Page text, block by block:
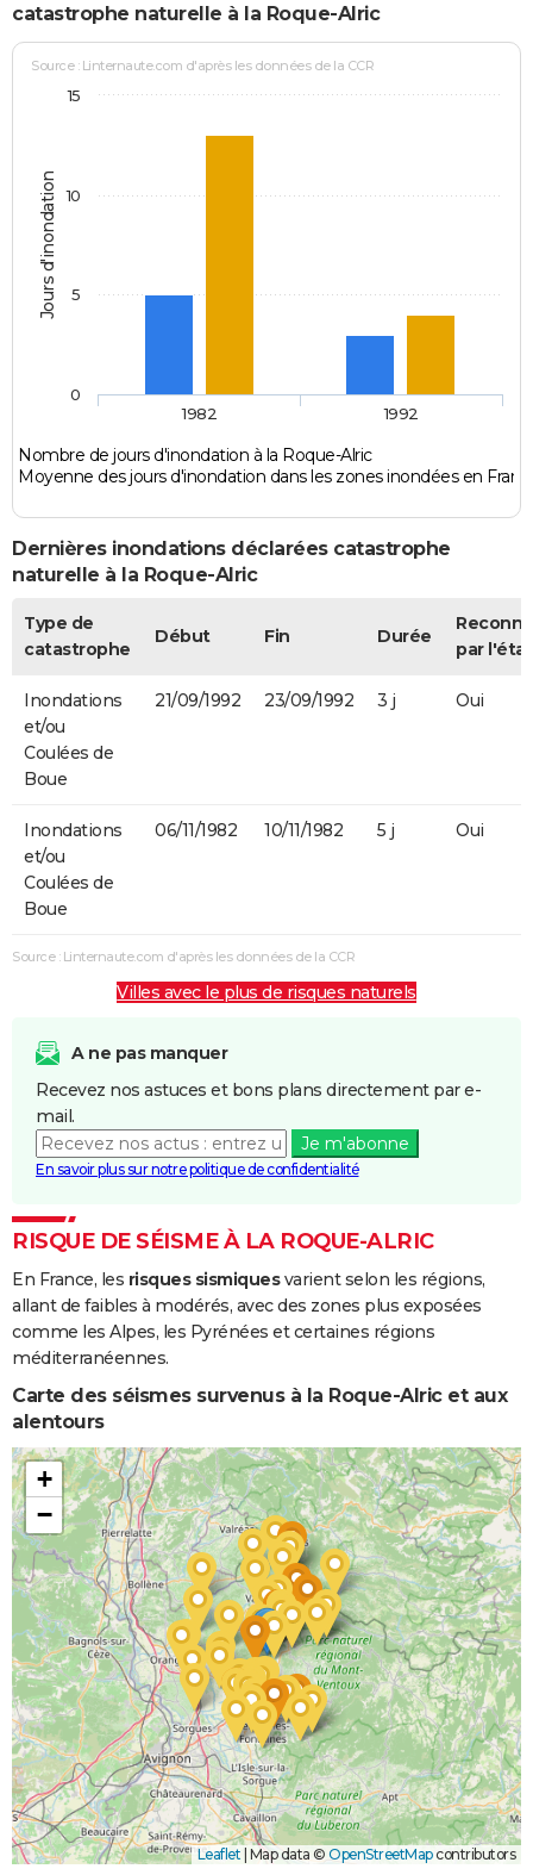
catastrophe naturelle à la Roque-Alric
Jours d'inondation
Source : Linternaute.com d'après les données de la CCR
Nombre de jours d'inondation à la Roque-Alric
Moyenne des jours d'inondation dans les zones inondées en
1982 1992
0
5
10
15
Dernières inondations déclarées catastrophe
naturelle à la Roque-Alric
Type de
catastrophe
Début Fin Durée
par l'état
Inondations
et/ou
Coulées de
Boue
21/09/1992 23/09/1992 3 j Oui
Inondations
et/ou
Coulées de
Boue
06/11/1982 10/11/1982 5 j Oui
Source : Linternaute.com d'après les données de la CCR
Villes avec le plus de risques naturels
A ne pas manquer
Recevez nos astuces et bons plans directement par e-
mail.
Je m'abonne
En savoir plus sur notre politique de confidentialité
RISQUE DE SÉISME À LA ROQUE-ALRIC
En France, les risques sismiquesvarient selon les régions,
allant de faibles à modérés, avec des zones plus exposées
comme les Alpes, les Pyrénées et certaines régions
méditerranéennes.
Carte des séismes survenus à la Roque-Alric et aux
alentours
+
−
Leaflet | Map data © OpenStreetMapcontributors